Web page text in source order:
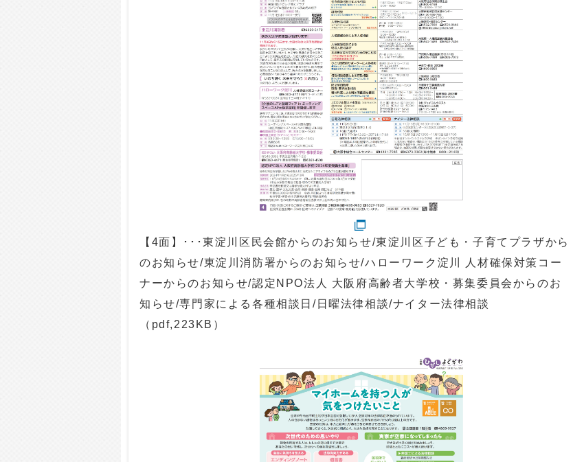
【4面】･･･東淀川区民会館からのお知らせ/東淀川区子ども・子育てプラザから
のお知らせ/東淀川消防署からのお知らせ/ハローワーク淀川 人材確保対策コー
ナーからのお知らせ/認定NPO法人 大阪府高齢者大学校・募集委員会からのお
知らせ/専門家による各種相談日/日曜法律相談/ナイター法律相談
（pdf,223KB）